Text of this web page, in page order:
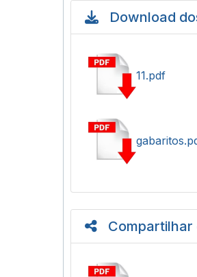
Download
11.pdf
Compartilhar